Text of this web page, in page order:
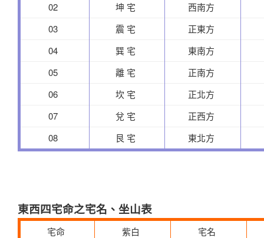
02
坤 宅
西南方
03
震 宅
正東方
04
巽 宅
東南方
05
離 宅
正南方
06
坎 宅
正北方
07
兌 宅
正西方
08
艮 宅 東北方
東西四宅命之宅名、坐山表
宅命 紫白 宅名